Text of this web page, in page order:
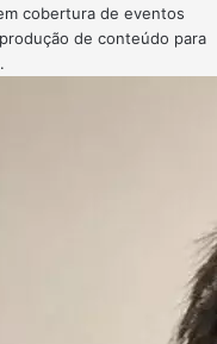
cobertura de eventos
de conteúdo para